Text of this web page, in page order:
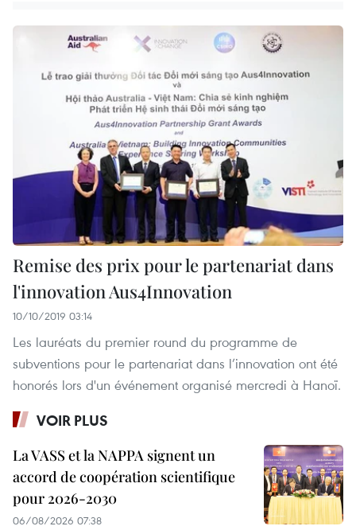
Remise des prix pour le partenariat dans
l'innovation Aus4Innovation
10/10/2019 03:14
Les lauréats du premier round du programme de
subventions pour le partenariat dans l’innovation ont été
honorés lors d'un événement organisé mercredi à Hanoï.
VOIR PLUS
La VASS et la NAPPA signent un
accord de coopération scientifique
pour 2026-2030
06/08/2026 07:38